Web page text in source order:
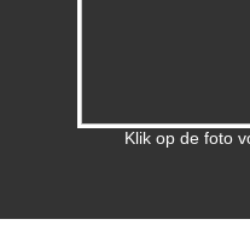
Klik op de foto